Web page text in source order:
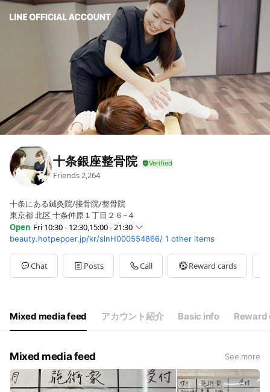
十条銀座整骨院
Friends2,264
十条にある鍼灸院/接骨院/整骨院
東京都 北区 十条仲原１丁目２６−４
Open Fri 10:30 - 12:30,15:00 - 21:30
Sun09:00 - 13:00,15:30 - 18:00
Mon10:30 - 12:30,15:00 - 21:30
Tue10:30 - 12:30,15:00 - 21:30
Wed10:30 - 12:30,15:00 - 21:30
Sat
09:00 - 13:00,15:30 - 18:00
土日祝も営業◎！※年末年始を除く
beauty.hotpepper.jp/kr/slnH000554866/ 1 other items
Chat Posts Call Reward cards
Mixed media feed アカウント紹介 Basic info Reward
Mixed media feed See more